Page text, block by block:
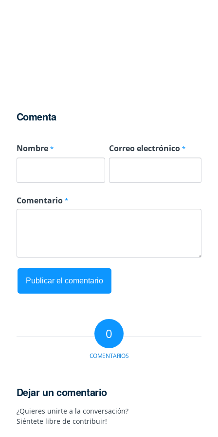
Comenta
Nombre * Correo electrónico *
Comentario *
0
COMENTARIOS
Dejar un comentario
¿Quieres unirte a la conversación?
Siéntete libre de contribuir!